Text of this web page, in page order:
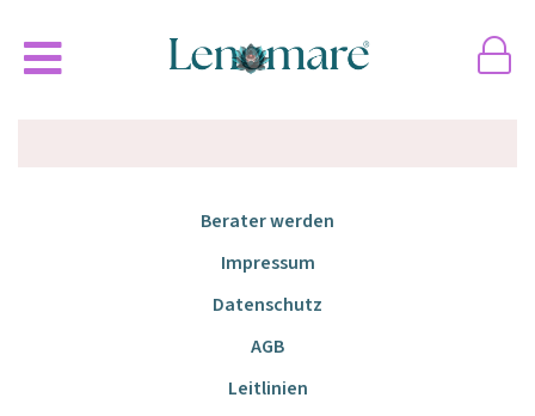
Berater werden
Impressum
Datenschutz
AGB
Leitlinien